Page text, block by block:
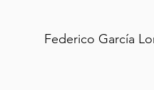
Federico García